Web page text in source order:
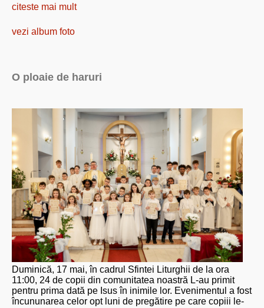
citeste mai mult
vezi album foto
O ploaie de haruri
Duminică, 17 mai, în cadrul Sfintei Liturghii de la ora
11:00, 24 de copii din comunitatea noastră L-au primit
pentru prima dată pe Isus în inimile lor. Evenimentul a fost
încununarea celor opt luni de pregătire pe care copiii le-